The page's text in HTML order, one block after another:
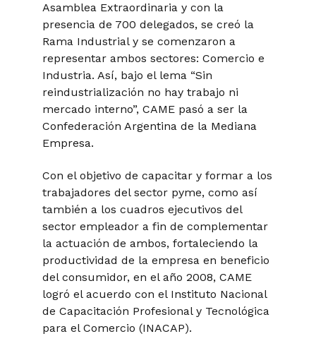
Asamblea Extraordinaria y con la
presencia de 700 delegados, se creó la
Rama Industrial y se comenzaron a
representar ambos sectores: Comercio e
Industria. Así, bajo el lema “Sin
reindustrialización no hay trabajo ni
mercado interno”, CAME pasó a ser la
Confederación Argentina de la Mediana
Empresa.
Con el objetivo de capacitar y formar a los
trabajadores del sector pyme, como así
también a los cuadros ejecutivos del
sector empleador a fin de complementar
la actuación de ambos, fortaleciendo la
productividad de la empresa en beneficio
del consumidor, en el año 2008, CAME
logró el acuerdo con el Instituto Nacional
de Capacitación Profesional y Tecnológica
para el Comercio (INACAP).